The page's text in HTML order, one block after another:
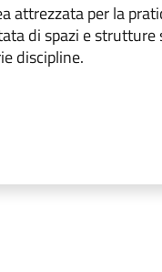
attrezzata per la
di spazi e strutture
discipline.